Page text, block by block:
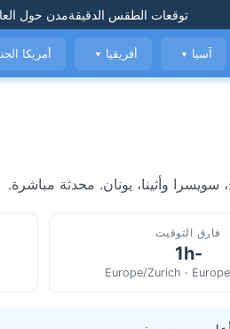
توقعات الطقس الدقيقةمدن حول
آسيا ▼ أفريقيا ▼ أمريكا
وأثينا، يونان. محدثة مباشرة.
فارق التوقيت
-1h
Europe/Zurich ·